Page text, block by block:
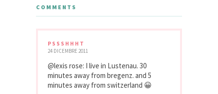
COMMENTS
PSSSHHHT
24 DICEMBRE 2011
@lexis rose: I live in Lustenau. 30
minutes away from bregenz. and 5
minutes away from switzerland 😀